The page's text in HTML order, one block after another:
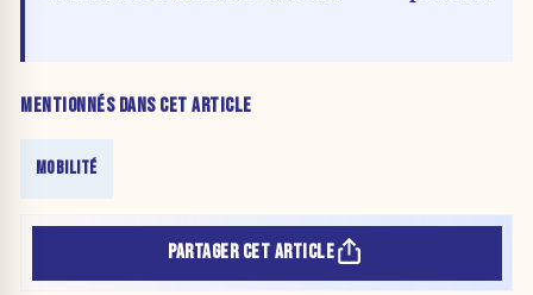
MENTIONNÉS DANS CET ARTICLE
MOBILITÉ
PARTAGER CET ARTICLE